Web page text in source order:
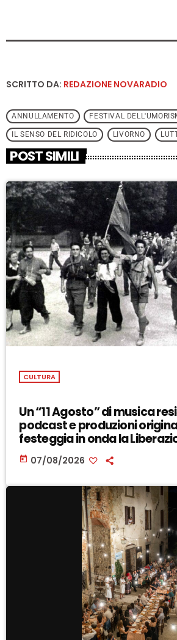
SCRITTO DA: REDAZIONE NOVARADIO
ANNULLAMENTO FESTIVAL
IL SENSO DEL RIDICOLO LIVORNO
POST SIMILI
CULTURA
Un “11 Agosto” di musica
podcast e produzioni
festeggia in onda la
today 07/08/2026